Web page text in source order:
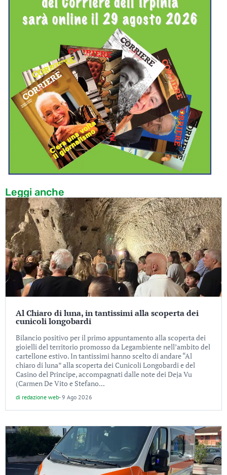
Leggi anche
Al Chiaro di luna, in tantissimi alla scoperta dei
cunicoli longobardi
Bilancio positivo per il primo appuntamento alla scoperta dei
gioielli del territorio promosso da Legambiente nell’ambito del
cartellone estivo. In tantissimi hanno scelto di andare “Al
chiaro di luna” alla scoperta dei Cunicoli Longobardi e del
Casino del Principe, accompagnati dalle note dei Deja Vu
(Carmen De Vito e Stefano...
di redazione web-9 Ago 2026